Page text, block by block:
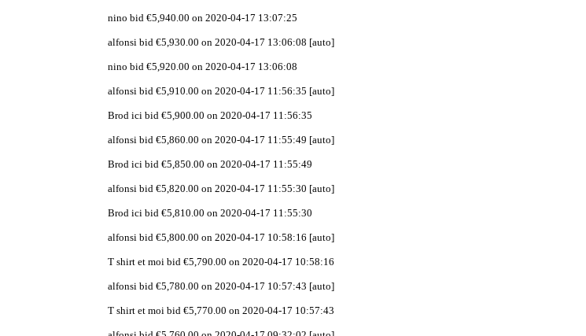
nino bid €5,940.00 on 2020-04-17 13:07:25
alfonsi bid €5,930.00 on 2020-04-17 13:06:08 [auto]
nino bid €5,920.00 on 2020-04-17 13:06:08
alfonsi bid €5,910.00 on 2020-04-17 11:56:35 [auto]
Brod ici bid €5,900.00 on 2020-04-17 11:56:35
alfonsi bid €5,860.00 on 2020-04-17 11:55:49 [auto]
Brod ici bid €5,850.00 on 2020-04-17 11:55:49
alfonsi bid €5,820.00 on 2020-04-17 11:55:30 [auto]
Brod ici bid €5,810.00 on 2020-04-17 11:55:30
alfonsi bid €5,800.00 on 2020-04-17 10:58:16 [auto]
T shirt et moi bid €5,790.00 on 2020-04-17 10:58:16
alfonsi bid €5,780.00 on 2020-04-17 10:57:43 [auto]
T shirt et moi bid €5,770.00 on 2020-04-17 10:57:43